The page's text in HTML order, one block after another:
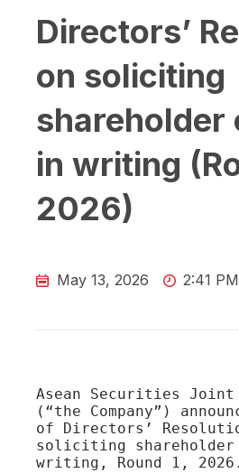
Directors’
on soliciting
shareholder
in writing
2026)
May 13, 2026 2:41 PM
Asean Securities Joint
(“the Company”)
of Directors’
soliciting
writing, Round 1, 2026.